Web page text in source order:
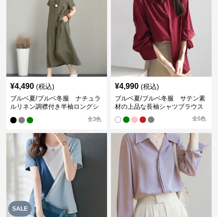
¥4,490 (税込)
ブルベ夏/ブルベ冬服 ナチュラ
ルリネン調襟付き半袖ロングシ
全3色
¥4,990 (税込)
ブルベ夏/ブルベ冬服 サテン素
材の上品な長袖シャツブラウス
全5色
SALE